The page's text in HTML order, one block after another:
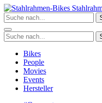
Zum
Inhalt
springen
Bikes
People
Movies
Events
Hersteller